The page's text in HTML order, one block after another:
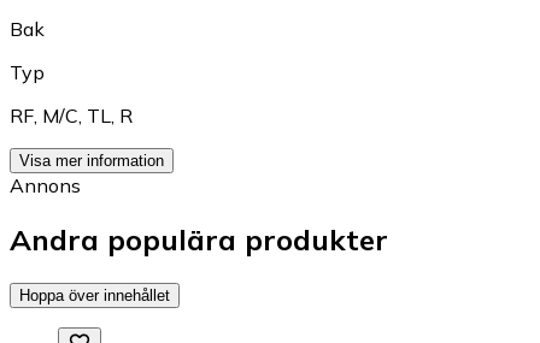
Bak
Typ
RF, M/C, TL, R
Visa mer information
Annons
Andra populära produkter
Hoppa över innehållet